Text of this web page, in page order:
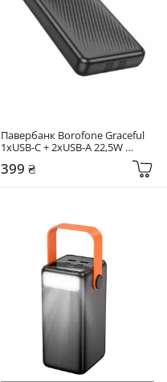
Павербанк Borofone Graceful
1xUSB-C + 2xUSB-A 22,5W
399 ₴